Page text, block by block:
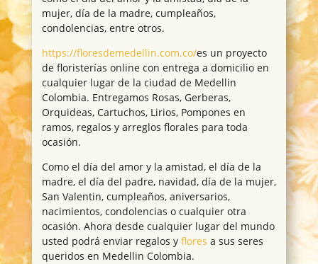
mujer, día de la madre, cumpleaños,
condolencias, entre otros.
https://floresdemedellin.com.co/es un proyecto
de floristerías online con entrega a domicilio en
cualquier lugar de la ciudad de Medellin
Colombia. Entregamos Rosas, Gerberas,
Orquideas, Cartuchos, Lirios, Pompones en
ramos, regalos y arreglos florales para toda
ocasión.
Como el día del amor y la amistad, el día de la
madre, el día del padre, navidad, día de la mujer,
San Valentin, cumpleaños, aniversarios,
nacimientos, condolencias o cualquier otra
ocasión. Ahora desde cualquier lugar del mundo
usted podrá enviar regalos y flores a sus seres
queridos en Medellin Colombia.